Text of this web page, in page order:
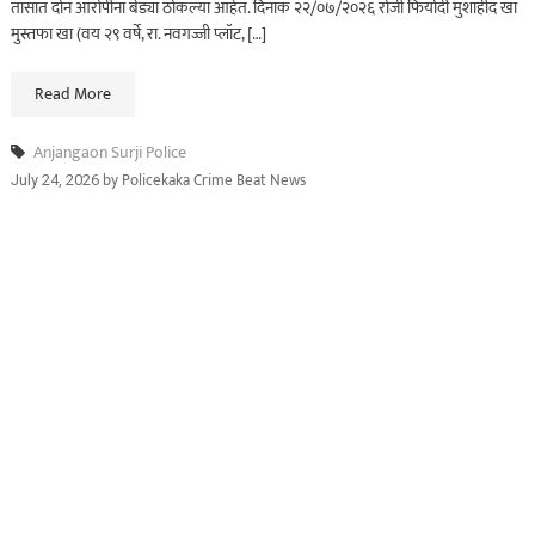
तासांत दोन आरोपींना बेड्या ठोकल्या आहेत. दिनांक २२/०७/२०२६ रोजी फिर्यादी मुशाहीद खा
मुस्तफा खा (वय २९ वर्षे, रा. नवगज्जी प्लॉट, […]
Read More
Anjangaon Surji Police
July 24, 2026byPolicekaka Crime Beat News